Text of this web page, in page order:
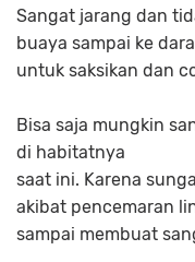
Sangat jarang dan
buaya sampai ke
untuk saksikan dan
Bisa saja mungkin
di habitatnya
saat ini. Karena
akibat pencemaran
sampai membuat